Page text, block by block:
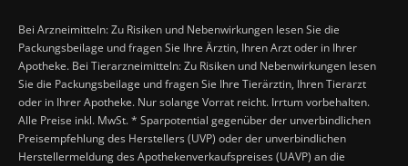
Bei Arzneimitteln: Zu Risiken und Nebenwirkungen lesen Sie die
Packungsbeilage und fragen Sie Ihre Ärztin, Ihren Arzt oder in Ihrer
Apotheke. Bei Tierarzneimitteln: Zu Risiken und Nebenwirkungen lesen
Sie die Packungsbeilage und fragen Sie Ihre Tierärztin, Ihren Tierarzt
oder in Ihrer Apotheke. Nur solange Vorrat reicht. Irrtum vorbehalten.
Alle Preise inkl. MwSt. * Sparpotential gegenüber der unverbindlichen
Preisempfehlung des Herstellers (UVP) oder der unverbindlichen
Herstellermeldung des Apothekenverkaufspreises (UAVP) an die